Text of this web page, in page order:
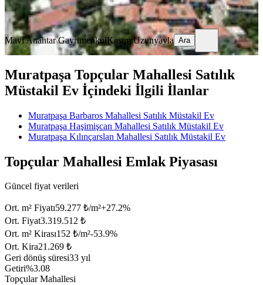
Ara
Mavi Anahtar GayrimenkulKasım Uzunyayla Ara
Muratpaşa Topçular Mahallesi Satılık
Müstakil Ev İçindeki İlgili İlanlar
Muratpaşa Barbaros Mahallesi Satılık Müstakil Ev
Muratpaşa Haşimişcan Mahallesi Satılık Müstakil Ev
Muratpaşa Kılınçarslan Mahallesi Satılık Müstakil Ev
Topçular Mahallesi Emlak Piyasası
Güncel fiyat verileri
Ort. m² Fiyatı59.277 ₺/m²+27.2%
Ort. Fiyat3.319.512 ₺
Ort. m² Kirası152 ₺/m²-53.9%
Ort. Kira21.269 ₺
Geri dönüş süresi33 yıl
Getiri%3.08
Topçular Mahallesi